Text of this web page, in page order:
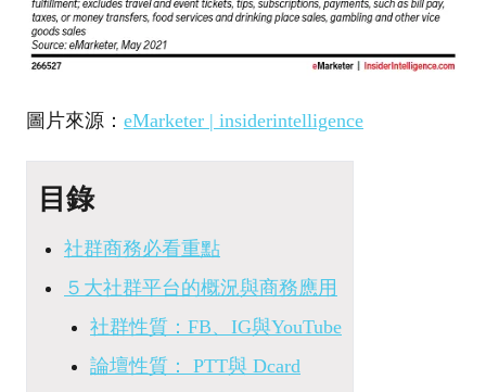
圖片來源： eMarketer | insiderintelligence
目錄
社群商務必看重點
５大社群平台的概況與商務應用
社群性質：FB、IG與YouTube
論壇性質： PTT與 Dcard